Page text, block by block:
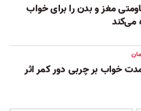
مغز و بدن را برای خواب
می‌‌کند
خواب بر چربی دور کمر اثر